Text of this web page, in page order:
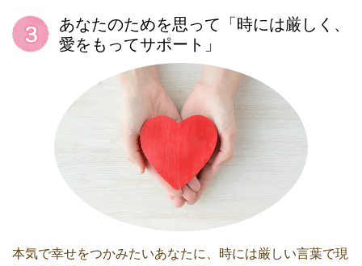
あなたのためを思って「時には厳しく、
愛をもってサポート」
本気で幸せをつかみたいあなたに、時には厳しい言葉で現